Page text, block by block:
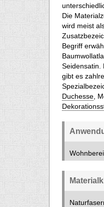
Die
wird meist
Begriff
Seidensatin.
gibt es
Duchesse ,